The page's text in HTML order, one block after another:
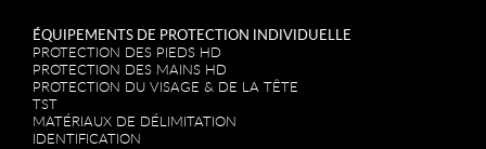
ÉQUIPEMENTS DE PROTECTION INDIVIDUELLE
PROTECTION DES PIEDS HD
PROTECTION DES MAINS HD
PROTECTION DU VISAGE & DE LA TÊTE
TST
MATÉRIAUX DE DÉLIMITATION
IDENTIFICATION